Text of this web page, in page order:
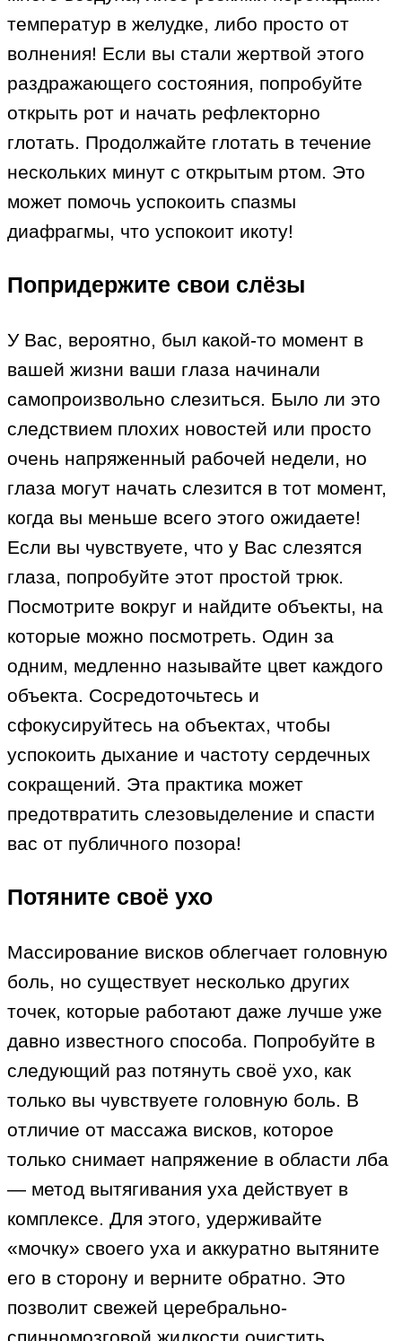
температур в желудке, либо просто от
волнения! Если вы стали жертвой этого
раздражающего состояния, попробуйте
открыть рот и начать рефлекторно
глотать. Продолжайте глотать в течение
нескольких минут с открытым ртом. Это
может помочь успокоить спазмы
диафрагмы, что успокоит икоту!
Попридержите свои слёзы
У Вас, вероятно, был какой-то момент в
вашей жизни ваши глаза начинали
самопроизвольно слезиться. Было ли это
следствием плохих новостей или просто
очень напряженный рабочей недели, но
глаза могут начать слезится в тот момент,
когда вы меньше всего этого ожидаете!
Если вы чувствуете, что у Вас слезятся
глаза, попробуйте этот простой трюк.
Посмотрите вокруг и найдите объекты, на
которые можно посмотреть. Один за
одним, медленно называйте цвет каждого
объекта. Сосредоточьтесь и
сфокусируйтесь на объектах, чтобы
успокоить дыхание и частоту сердечных
сокращений. Эта практика может
предотвратить слезовыделение и спасти
вас от публичного позора!
Потяните своё ухо
Массирование висков облегчает головную
боль, но существует несколько других
точек, которые работают даже лучше уже
давно известного способа. Попробуйте в
следующий раз потянуть своё ухо, как
только вы чувствуете головную боль. В
отличие от массажа висков, которое
только снимает напряжение в области лба
— метод вытягивания уха действует в
комплексе. Для этого, удерживайте
«мочку» своего уха и аккуратно вытяните
его в сторону и верните обратно. Это
позволит свежей церебрально-